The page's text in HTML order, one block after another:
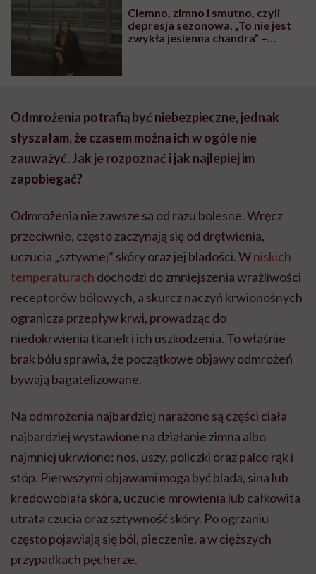
Ciemno, zimno i smutno, czyli
depresja sezonowa. „To nie jest
zwykła jesienna chandra” –
Odmrożenia potrafią być niebezpieczne, jednak
słyszałam, że czasem można ich w ogóle nie
zauważyć. Jak je rozpoznać i jak najlepiej im
zapobiegać?
Odmrożenia nie zawsze są od razu bolesne. Wręcz
przeciwnie, często zaczynają się od drętwienia,
uczucia „sztywnej” skóry oraz jej bladości. Wniskich
temperaturach dochodzi do zmniejszenia wrażliwości
receptorów bólowych, a skurcz naczyń krwionośnych
ogranicza przepływ krwi, prowadząc do
niedokrwienia tkanek i ich uszkodzenia. To właśnie
brak bólu sprawia, że początkowe objawy odmrożeń
bywają bagatelizowane.
Na odmrożenia najbardziej narażone są części ciała
najbardziej wystawione na działanie zimna albo
najmniej ukrwione: nos, uszy, policzki oraz palce rąk i
stóp. Pierwszymi objawami mogą być blada, sina lub
kredowobiała skóra, uczucie mrowienia lub całkowita
utrata czucia oraz sztywność skóry. Po ogrzaniu
często pojawiają się ból, pieczenie, a w cięższych
przypadkach pęcherze.